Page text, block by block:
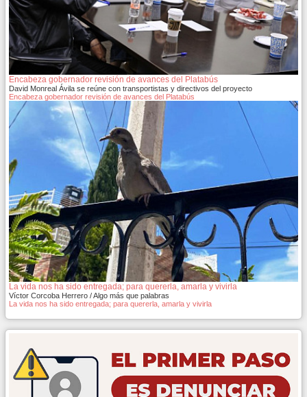
Encabeza gobernador revisión de avances del Platabús
David Monreal Ávila se reúne con transportistas y directivos del proyecto
Encabeza gobernador revisión de avances del Platabús
La vida nos ha sido entregada; para quererla, amarla y vivirla
Víctor Corcoba Herrero / Algo más que palabras
La vida nos ha sido entregada; para quererla, amarla y vivirla